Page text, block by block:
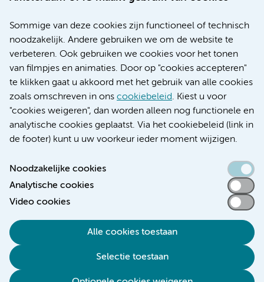
Sommige van deze cookies zijn functioneel of technisch
noodzakelijk. Andere gebruiken we om de website te
verbeteren. Ook gebruiken we cookies voor het tonen
van filmpjes en animaties. Door op "cookies accepteren"
te klikken gaat u akkoord met het gebruik van alle cookies
zoals omschreven in ons cookiebeleid. Kiest u voor
"cookies weigeren", dan worden alleen nog functionele en
analytische cookies geplaatst. Via het cookiebeleid (link in
de footer) kunt u uw voorkeur ieder moment wijzigen.
Noodzakelijke cookies
Analytische cookies
Video cookies
Alle cookies toestaan
Selectie toestaan
Nieuws
Research
Educatie locatie AMC
Educatie locatie VUmc
Verwijzen & diagnostiek
Toegankelijkheidsverklaring
Responsible disclosure